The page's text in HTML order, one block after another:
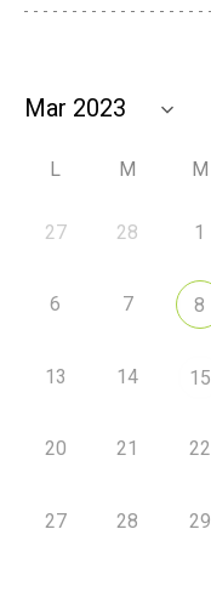
L M M
27 28 1
6 7 8
13 14 15
20 21 22
27 28 29